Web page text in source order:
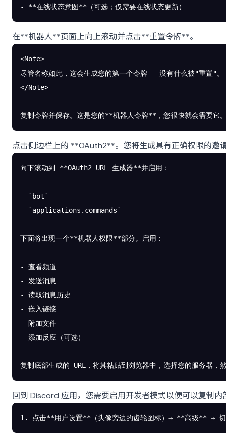
- **在线状态意图**（可选；仅需要在线状态更新）
在**机器人**页面上向上滚动并点击**重置令牌**。
<Note>
尽管名称如此，这会生成您的第一个令牌 - 没有什么被"重置"。
</Note>
复制令牌并保存。这是您的**机器人令牌**，您很快就会需要它
点击侧边栏上的 **OAuth2**。您将生成具有正确权限的邀
向下滚动到 **OAuth2 URL 生成器**并启用：
- `bot`
- `applications.commands`
下面将出现一个**机器人权限**部分。启用：
- 查看频道
- 发送消息
- 读取消息历史
- 嵌入链接
- 附加文件
- 添加反应（可选）
复制底部生成的 URL，将其粘贴到浏览器中，选择您的服务器
回到 Discord 应用，您需要启用开发者模式以便可以复制内
1. 点击**用户设置**（头像旁边的齿轮图标）→ **高级** →